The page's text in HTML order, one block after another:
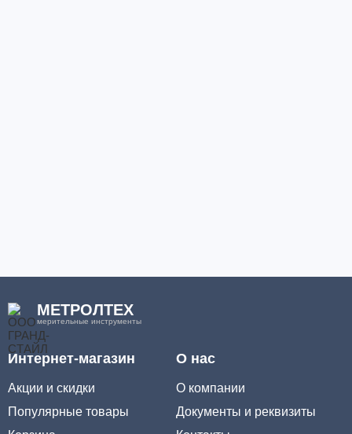
МЕТРОЛТЕХ
мерительные инструменты
Интернет-магазин
Акции и скидки
Популярные товары
О нас
О компании
Документы и реквизиты